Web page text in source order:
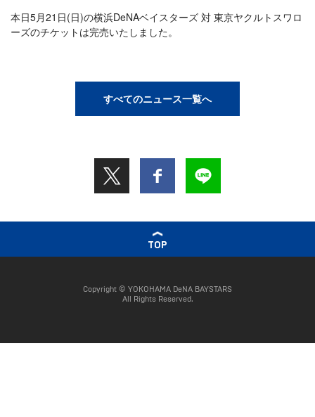
本日5月21日(日)の横浜DeNAベイスターズ 対 東京ヤクルトスワロ
ーズのチケットは完売いたしました。
すべてのニュース一覧へ
TOP
Copyright © YOKOHAMA DeNA BAYSTARS
All Rights Reserved.